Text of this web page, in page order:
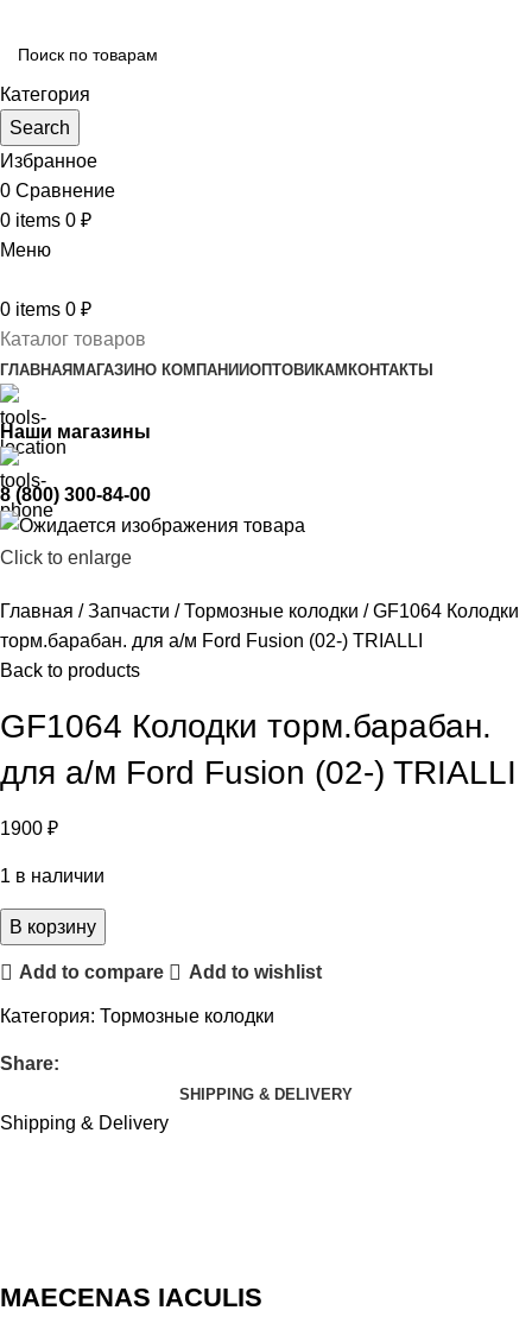
Категория
Search
Избранное
0 Сравнение
0 items 0 ₽
Меню
0 items 0 ₽
Каталог товаров
ГЛАВНАЯ МАГАЗИНО КОМПАНИИОПТОВИКАМ КОНТАКТЫ
Наши магазины
8 (800) 300-84-00
Click to enlarge
Главная Запчасти Тормозные колодки
GF1064 Колодки
торм.барабан. для а/м Ford Fusion (02-) TRIALLI
Back to products
GF1064 Колодки торм.барабан.
для а/м Ford Fusion (02-) TRIALLI
1900 ₽
1 в наличии
В корзину
Add to compare Add to wishlist
Категория: Тормозные колодки
Share:
SHIPPING & DELIVERY
Shipping & Delivery
MAECENAS IACULIS